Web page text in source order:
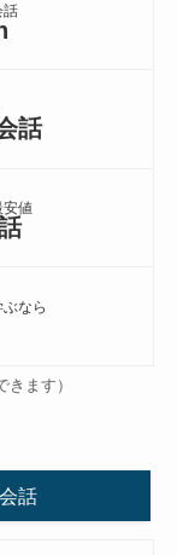
話
話
安値
なら
ます）
話